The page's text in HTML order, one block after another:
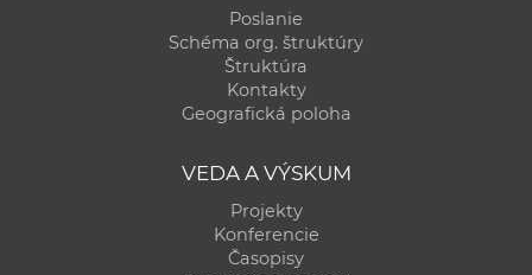
Poslanie
Schéma org. štruktúry
Štruktúra
Kontakty
Geografická poloha
VEDA A VÝSKUM
Projekty
Konferencie
Časopisy